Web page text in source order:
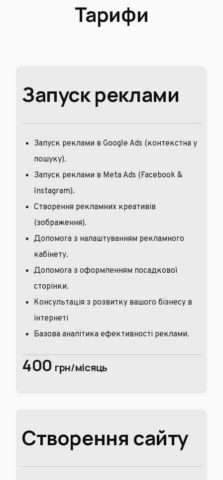
Тарифи
Запуск реклами
Запуск реклами в Google Ads (контекстна у
пошуку).
Запуск реклами в Meta Ads (Facebook &
Instagram).
Створення рекламних креативів
(зображення).
Допомога з налаштуванням рекламного
кабінету.
Допомога з оформленням посадкової
сторінки.
Консультація з розвитку вашого бізнесу в
інтернеті
Базова аналітика ефективності реклами.
400 грн/місяць
Створення сайту